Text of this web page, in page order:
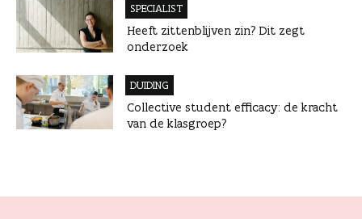
SPECIALIST
Heeft zittenblijven zin? Dit zegt
onderzoek
DUIDING
Collective student efficacy: de kracht
van de klasgroep?